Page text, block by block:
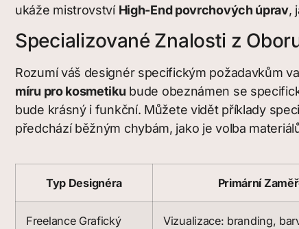
ukáže mistrovství High-End povrchových úprav,
Specializované Znalosti z
Rozumí váš designér specifickým požadavkům
míru pro kosmetiku bude obeznámen se
bude krásný i funkční. Můžete vidět příklady
předchází běžným chybám, jako je volba
Typ Designéra
Primární
Freelance Grafický
Vizualizace: branding,